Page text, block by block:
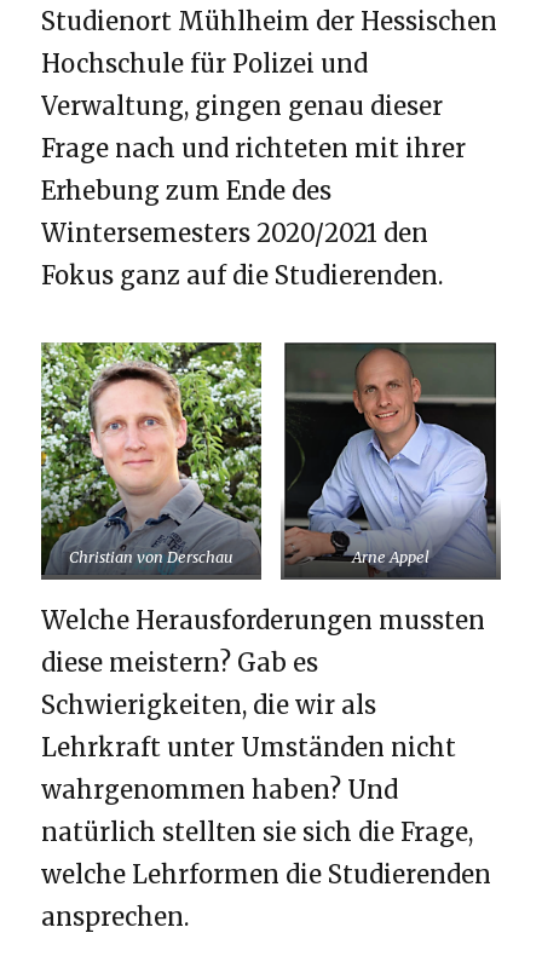
Studienort Mühlheim der Hessischen
Hochschule für Polizei und
Verwaltung, gingen genau dieser
Frage nach und richteten mit ihrer
Erhebung zum Ende des
Wintersemesters 2020/2021 den
Fokus ganz auf die Studierenden.
Christian von Derschau Arne Appel
Welche Herausforderungen mussten
diese meistern? Gab es
Schwierigkeiten, die wir als
Lehrkraft unter Umständen nicht
wahrgenommen haben? Und
natürlich stellten sie sich die Frage,
welche Lehrformen die Studierenden
ansprechen.